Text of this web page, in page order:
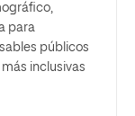
para
públicos
inclusivas